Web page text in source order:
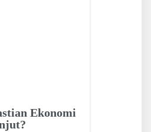
Ekonomi